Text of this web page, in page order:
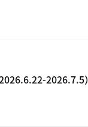
​2​0​26.7.5）